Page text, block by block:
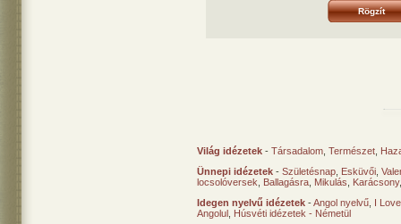
Világ idézetek - Társadalom Természet
Ünnepi idézetek - Születésnap Esküvői
locsolóversek
Ballagásra Mikulás Karácsony
Idegen nyelvű idézetek -Angol nyelvű I
Angolul Húsvéti idézetek - Németül